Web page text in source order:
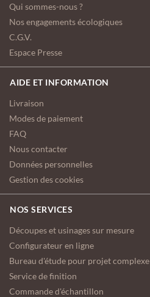
Qui sommes-nous ?
Nos engagements écologiques
C.G.V.
Espace Presse
AIDE ET INFORMATION
Livraison
Modes de paiement
FAQ
Nous contacter
Données personnelles
Gestion des cookies
NOS SERVICES
Découpes et usinages sur mesure
Configurateur en ligne
Bureau d'étude pour projet complexe
Service de finition
Commande d'échantillon